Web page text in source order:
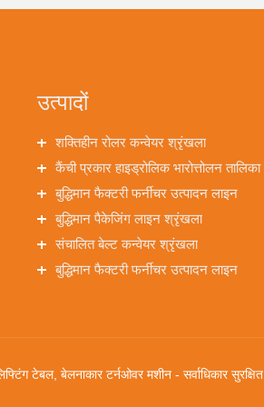
उत्पादों
शक्तिहीन रोलर कन्वेयर श्रृंखला
कैंची प्रकार हाइड्रोलिक भारोत्तोलन तालिका
श्रृंखला
बुद्धिमान फैक्टरी फर्नीचर उत्पादन लाइन
श्रृंखला
बुद्धिमान पैकेजिंग लाइन श्रृंखला
संचालित बेल्ट कन्वेयर श्रृंखला
बुद्धिमान फैक्टरी फर्नीचर उत्पादन लाइन
टेबल, बेलनाकार टर्नओवर मशीन - सर्वाधिकार सुरक्षित